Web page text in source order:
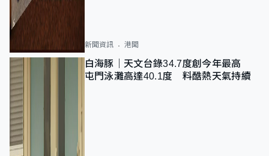
新聞資訊 港聞
白海豚｜天文台錄34.7度創今年最高
屯門泳灘高達40.1度 料酷熱天氣持續